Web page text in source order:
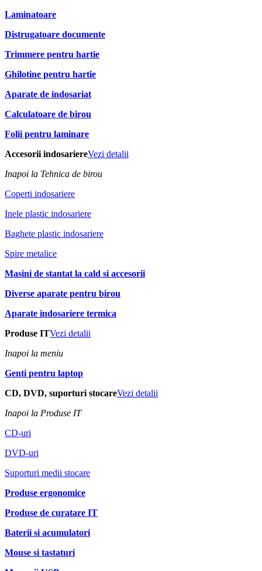
Laminatoare
Distrugatoare documente
Trimmere pentru hartie
Ghilotine pentru hartie
Aparate de indosariat
Calculatoare de birou
Folii pentru laminare
Accesorii indosariereVezi detalii
Inapoi la Tehnica de birou
Coperti indosariere
Inele plastic indosariere
Baghete plastic indosariere
Spire metalice
Masini de stantat la cald si accesorii
Diverse aparate pentru birou
Aparate indosariere termica
Produse ITVezi detalii
Inapoi la meniu
Genti pentru laptop
CD, DVD, suporturi stocareVezi detalii
Inapoi la Produse IT
CD-uri
DVD-uri
Suporturi medii stocare
Produse ergonomice
Produse de curatare IT
Baterii si acumulatori
Mouse si tastaturi